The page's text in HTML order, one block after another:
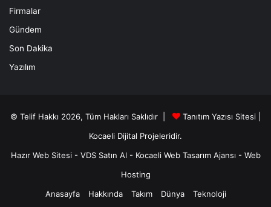
Firmalar
Gündem
Son Dakika
Yazılım
© Telif Hakkı 2026, Tüm Hakları Saklıdır |
Tanıtım Yazısı Sitesi |
Kocaeli Dijital Projeleridir.
Hazır Web Sitesi- VDS Satın Al - Kocaeli Web Tasarım Ajansı - Web
Hosting
Anasayfa
Hakkında Takım Dünya Teknoloji